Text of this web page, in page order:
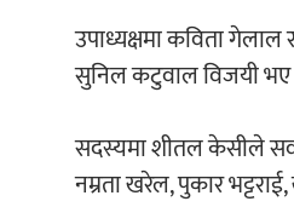
उपाध्यक्षमा कविता गेलाल
सुनिल कटुवाल विजयी भए ।
सदस्यमा शीतल केसीले
नम्रता खरेल, पुकार